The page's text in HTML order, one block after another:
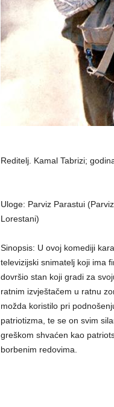
j
Reditelj. Kamal Tabrizi;
Uloge: Parviz Parastui
Lorestani)
Sinopsis: U ovoj komediji
televizijski snimatelj koji ima
dovršio stan koji gradi za
ratnim izvještačem u ratnu
možda koristilo pri
patriotizma, te se on svim
greškom shvaćen kao
borbenim redovima.